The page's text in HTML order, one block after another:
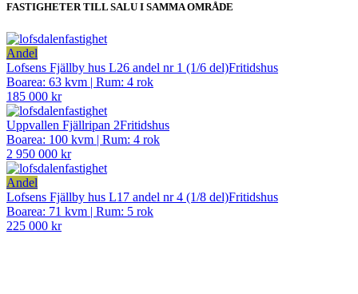
FASTIGHETER TILL SALU I SAMMA OMRÅDE
Andel
Lofsens Fjällby hus L26 andel nr 1 (1/6 del)Fritidshus
Boarea: 63 kvm | Rum: 4 rok
185 000 kr
Uppvallen Fjällripan 2Fritidshus
Boarea: 100 kvm | Rum: 4 rok
2 950 000 kr
Andel
Lofsens Fjällby hus L17 andel nr 4 (1/8 del)Fritidshus
Boarea: 71 kvm | Rum: 5 rok
225 000 kr